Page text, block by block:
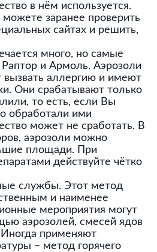
в нём используется.
заранее проверить
сайтах и решить,
много, но самые
и Армоль. Аэрозоли
вызвать аллергию и имеют
Они срабатывают только
то есть, если Вы
обработали ими
может не сработать. В
аэрозоли можно
площади. При
действуйте чётко
службы. Этот метод
и наименее
мероприятия могут
аэрозолей, смесей ядов
применяют
– метод горячего